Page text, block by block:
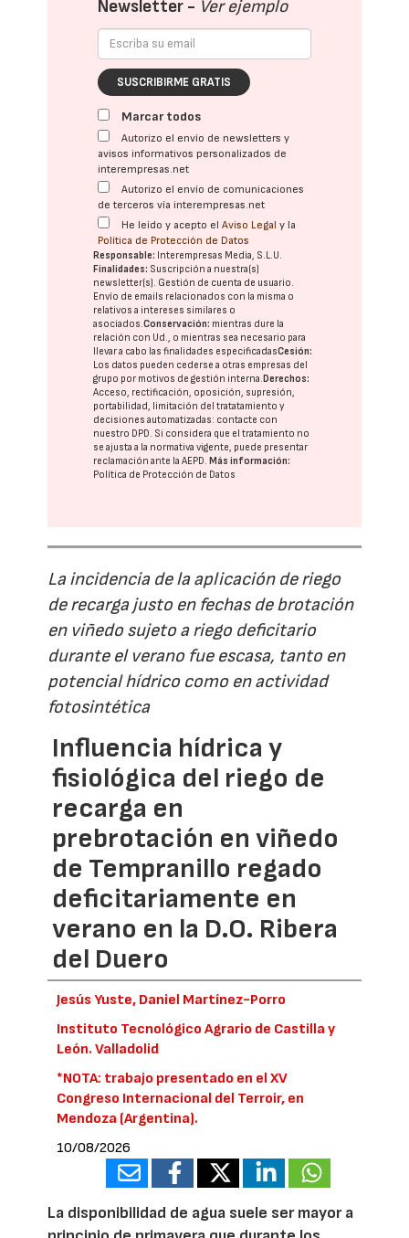
Newsletter - Ver ejemplo
SUSCRIBIRME GRATIS
Marcar todos
Autorizo el envío de newsletters y
avisos informativos personalizados de
interempresas.net
Autorizo el envío de comunicaciones
de terceros vía interempresas.net
He leído y acepto elAviso Legal y la
Política de Protección de Datos
Responsable: Interempresas Media, S.L.U.
Finalidades: Suscripción a nuestra(s)
newsletter(s). Gestión de cuenta de usuario.
Envío de emails relacionados con la misma o
relativos a intereses similares o
asociados.Conservación: mientras dure la
relación con Ud., o mientras sea necesario para
llevar a cabo las finalidades especificadasCesión:
Los datos pueden cederse a otras empresas del
grupo por motivos de gestión interna.Derechos:
Acceso, rectificación, oposición, supresión,
portabilidad, limitación del tratatamiento y
decisiones automatizadas: contacte con
nuestro DPD. Si considera que el tratamiento no
se ajusta a la normativa vigente, puede presentar
reclamación ante laAEPD.Más información:
Política de Protección de Datos
La incidencia de la aplicación de riego
de recarga justo en fechas de brotación
en viñedo sujeto a riego deficitario
durante el verano fue escasa, tanto en
potencial hídrico como en actividad
fotosintética
Influencia hídrica y
fisiológica del riego de
recarga en
prebrotación en viñedo
de Tempranillo regado
deficitariamente en
verano en la D.O. Ribera
del Duero
Jesús Yuste, Daniel Martínez-Porro
Instituto Tecnológico Agrario de Castilla y
León. Valladolid
*NOTA: trabajo presentado en el XV
Congreso Internacional del Terroir, en
Mendoza (Argentina).
10/08/2026
La disponibilidad de agua suele ser mayor a